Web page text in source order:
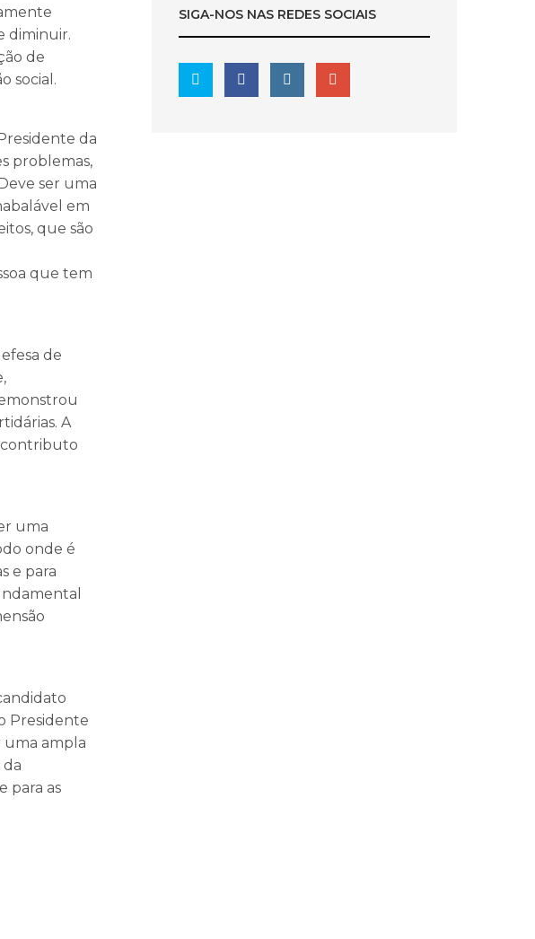
diminuir.
de
social.
da
problemas,
ser uma
em
que são
que tem
de
A
contributo
uma
onde é
e para
Presidente
uma ampla
da
para as
SIGA-NOS NAS REDES SOCIAIS